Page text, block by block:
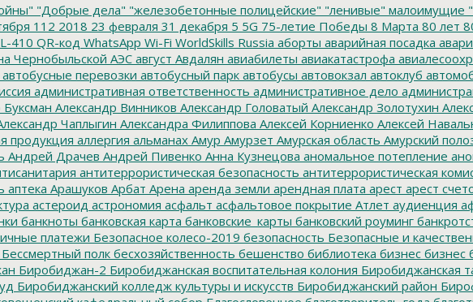
"Добрые дела" "железобетонные полицейские" "ленивые" малоимущие
112 2018 23 февраля 31 декабря 5 5G 75-летие Победы 8 Марта 80 лет
L-410 QR-код WhatsApp Wi-Fi WorldSkills Russia аборты аварийная посадка
Чернобыльской АЭС август Авдалян авиабилеты авиакатастрофа
автобусные перевозки автобусный парк автобусы автовокзал автоклуб
административная ответственность административное дело
Александр Винников Александр Головатый Александр Золотухин
Чаплыгин Александра Филиппова Алексей Корниенко Алексей
продукция аллергия альманах Амур Амурзет Амурская область Амурский
Андрей Драчев Андрей Пивенко Анна Кузнецова аномальное потепление
антитеррористическая безопасность антитеррористическая
аптека Арашуков Арбат Арена аренда земли арендная плата арест арест
астероид астрономия асфальт асфальтовое покрытие Атлет аудиенция
банкноты банковская карта банковские_карты банковский роуминг
платежи Безопасное колесо-2019 безопасность Безопасные и
Бессмертный полк бесхозяйственность бешенство библиотека бизнес бизнес
Биробиджан-2 Биробиджанская воспитательная колония Биробиджанская
Биробиджанский колледж культуры и искусств Биробиджанский район